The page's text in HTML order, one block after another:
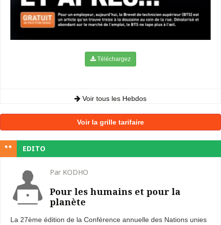
Téléchargez
Voir tous les Hebdos
Voir la grille tarifaire
EDITO
Par KODHO
Pour les humains et pour la
planète
La 27ème édition de la Conférence annuelle des Nations unies